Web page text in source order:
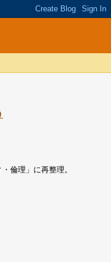
倫理」に再整理。